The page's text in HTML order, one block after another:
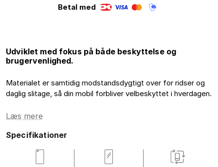
Betal med
Udviklet med fokus på både beskyttelse og
brugervenlighed.
Materialet er samtidig modstandsdygtigt over for ridser og
daglig slitage, så din mobil forbliver velbeskyttet i hverdagen.
Læs mere
Specifikationer